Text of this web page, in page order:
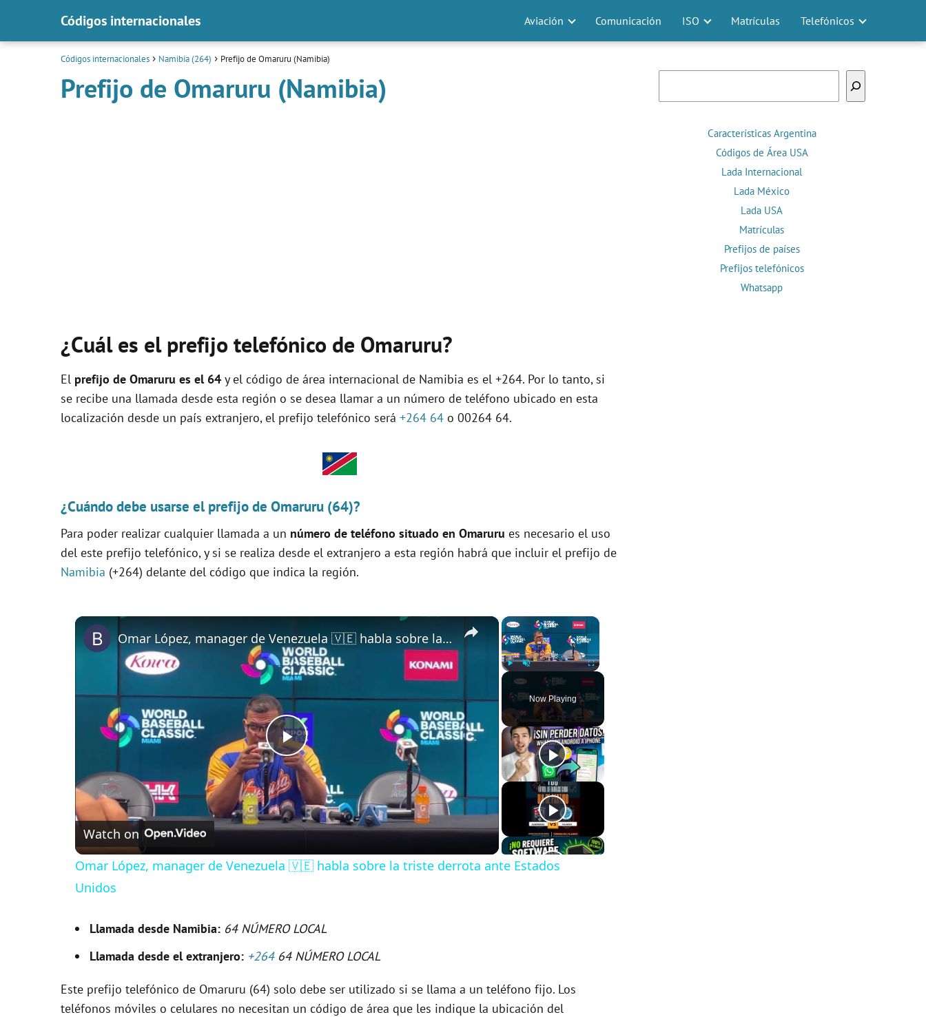
Códigos internacionales Aviación Comunicación ISO Matrículas Telefónicos
Códigos internacionales Namibia (264) Prefijo de Omaruru (Namibia)
Prefijo de Omaruru (Namibia)
¿Cuál es el prefijo telefónico de Omaruru?
El prefijo de Omaruru es el 64 y el código de área internacional de Namibia es el +264. Por lo tanto, si
se recibe una llamada desde esta región o se desea llamar a un número de teléfono ubicado en esta
localización desde un país extranjero, el prefijo telefónico será +264 64 o 00264 64.
¿Cuándo debe usarse el prefijo de Omaruru (64)?
Para poder realizar cualquier llamada a un número de teléfono situado en Omaruru es necesario el uso
del este prefijo telefónico, y si se realiza desde el extranjero a esta región habrá que incluir el prefijo de
Namibia (+264) delante del código que indica la región.
×
Play Unmute Fullscreen
Now Playing
×
P
l
a
y
V
i
d
Omar López, manager de Venezuela 🇻🇪 habla sobre la triste derrota ante Estados Unidos
Watch on
Omar López, manager de Venezuela 🇻🇪 habla sobre la triste derrota ante Estados
Unidos
Llamada desde Namibia: 64 NÚMERO LOCAL
Llamada desde el extranjero: +26464 NÚMERO LOCAL
Este prefijo telefónico de Omaruru (64) solo debe ser utilizado si se llama a un teléfono fijo. Los
teléfonos móviles o celulares no necesitan un código de área que les indique la ubicación del
Características Argentina
Códigos de Área USA
Lada Internacional
Lada México
Lada USA
Matrículas
Prefijos de países
Prefijos telefónicos
Whatsapp